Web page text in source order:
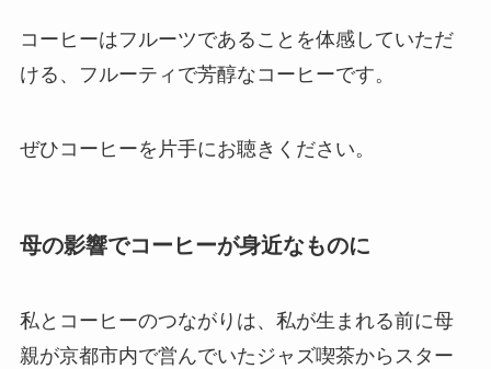
コーヒーはフルーツであることを体感していただ
ける、フルーティで芳醇なコーヒーです。
ぜひコーヒーを片手にお聴きください。
母の影響でコーヒーが身近なものに
私とコーヒーのつながりは、私が生まれる前に母
親が京都市内で営んでいたジャズ喫茶からスター